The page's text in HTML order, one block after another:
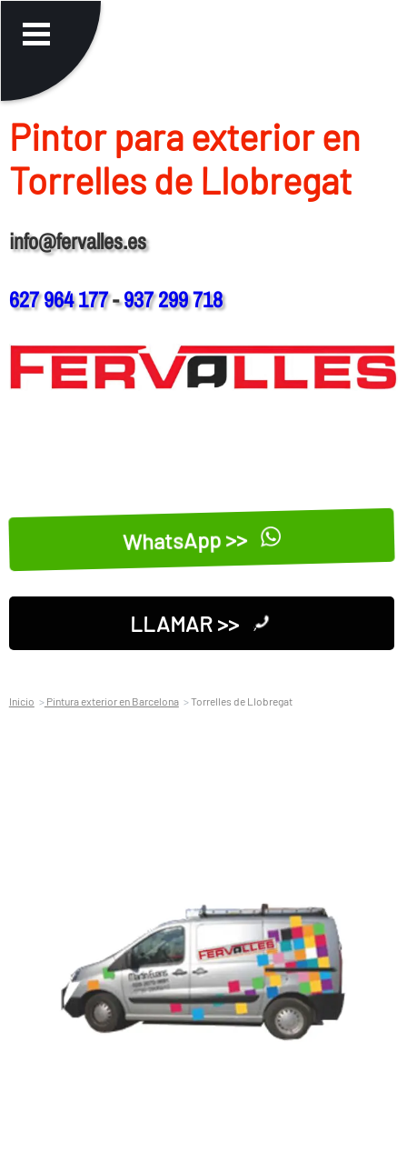
Pintor para exterior en
Torrelles de Llobregat
info@fervalles.es
627 964 177-937 299 718
WhatsApp >>
LLAMAR >>
Inicio Pintura exterior en Barcelona Torrelles de Llobregat